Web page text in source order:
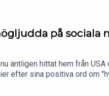
på sociala
äntligen hittat hem från
efter sina positiva ord om
ersätter. Har högljudda